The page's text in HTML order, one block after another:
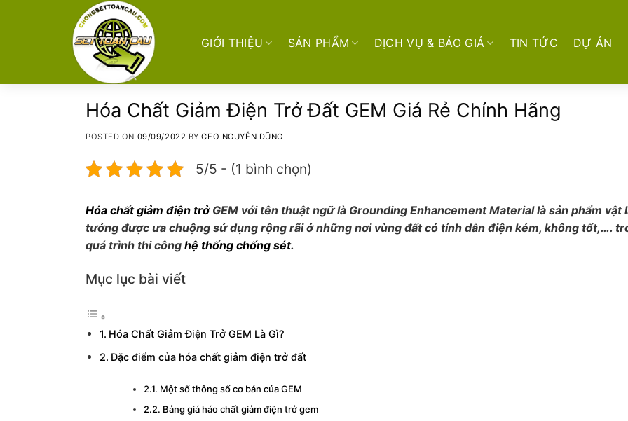
GIỚI THIỆU SẢN PHẨM DỊCH VỤ & BÁO GIÁ TIN TỨC DỰ ÁN
Hóa Chất Giảm Điện Trở Đất GEM Giá Rẻ Chính Hãng
POSTED ON 09/09/2022 BYCEO NGUYỄN DŨNG
5/5 - (1 bình chọn)
Hóa chất giảm điện trởGEM với tên thuật ngữ là Grounding Enhancement Material là sản phẩm vật
tưởng được ưa chuộng sử dụng rộng rãi ở những nơi vùng đất có tính dẫn điện kém, không tốt,….
quá trình thi công hệ thống chống sét.
Mục lục bài viết
Hóa Chất Giảm Điện Trở GEM Là Gì?
Đặc điểm của hóa chất giảm điện trở đất
Một số thông số cơ bản của GEM
Bảng giá háo chất giảm điện trở gem